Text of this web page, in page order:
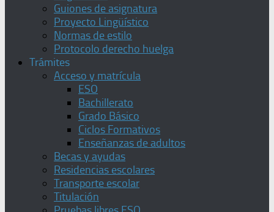
Guiones de asignatura
Proyecto Lingüístico
Normas de estilo
Protocolo derecho huelga
Trámites
Acceso y matrícula
ESO
Bachillerato
Grado Básico
Ciclos Formativos
Enseñanzas de adultos
Becas y ayudas
Residencias escolares
Transporte escolar
Titulación